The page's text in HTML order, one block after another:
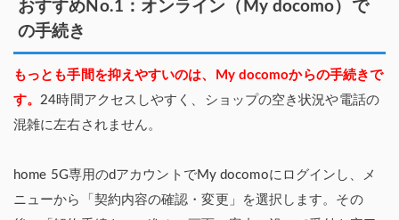
おすすめNo.1：オンライン（My docomo）で
の手続き
もっとも手間を抑えやすいのは、My docomoからの手続きで
す。24時間アクセスしやすく、ショップの空き状況や電話の
混雑に左右されません。
home 5G専用のdアカウントでMy docomoにログインし、メ
ニューから「契約内容の確認・変更」を選択します。その